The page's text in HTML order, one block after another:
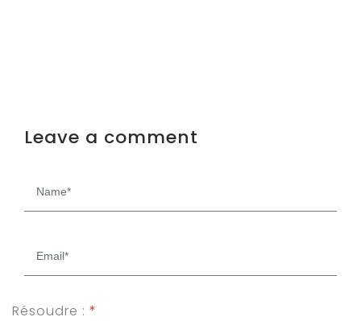
Leave a comment
Résoudre : *